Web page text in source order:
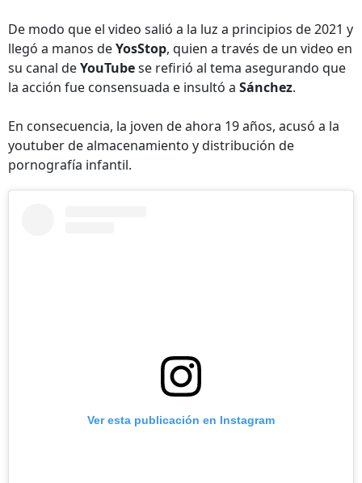
De modo que el video salió a la luz a principios de 2021 y
llegó a manos deYosStop, quien a través de un video en
su canal deYouTubese refirió al tema asegurando que
la acción fue consensuada e insultó a Sánchez.
En consecuencia, la joven de ahora 19 años, acusó a la
youtuber de almacenamiento y distribución de
pornografía infantil.
Ver esta publicación en Instagram